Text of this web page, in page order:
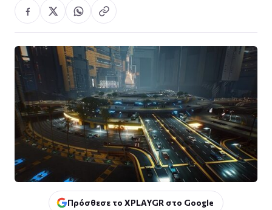
Πρόσθεσε το XPLAYGR στο Google